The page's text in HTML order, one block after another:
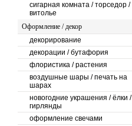
сигарная комната / торседор /
витолье
Оформление / декор
декорирование
декорации / бутафория
флористика / растения
воздушные шары / печать на
шарах
новогодние украшения / ёлки /
гирлянды
оформление свечами